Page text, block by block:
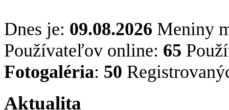
Dnes je: 09.08.2026 Meniny
Používateľov online: 65
Fotogaléria: 50
Aktualita